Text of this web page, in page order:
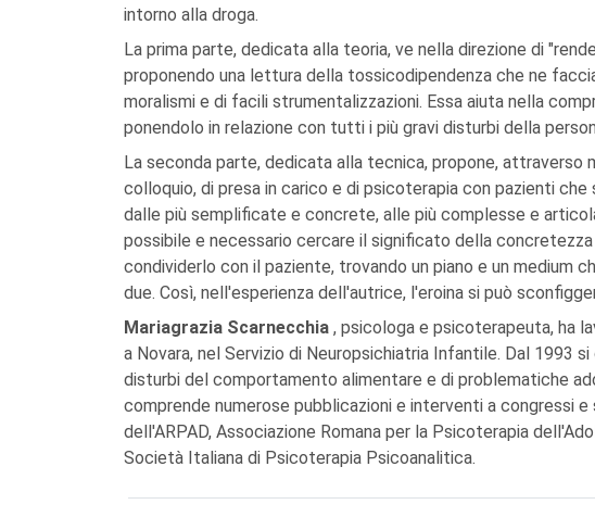
intorno alla droga.
La prima parte, dedicata alla teoria, ve nella direzione di
proponendo una lettura della tossicodipendenza che ne
moralismi e di facili strumentalizzazioni. Essa aiuta nella
ponendolo in relazione con tutti i più gravi disturbi della
La seconda parte, dedicata alla tecnica, propone, attraverso
colloquio, di presa in carico e di psicoterapia con pazienti
dalle più semplificate e concrete, alle più complesse e
possibile e necessario cercare il significato della
condividerlo con il paziente, trovando un piano e un medium
due. Così, nell'esperienza dell'autrice, l'eroina si può
Mariagrazia Scarnecchia , psicologa e psicoterapeuta, ha
a Novara, nel Servizio di Neuropsichiatria Infantile. Dal 1993
disturbi del comportamento alimentare e di problematiche
comprende numerose pubblicazioni e interventi a congressi e
dell'ARPAD, Associazione Romana per la Psicoterapia
Società Italiana di Psicoterapia Psicoanalitica.